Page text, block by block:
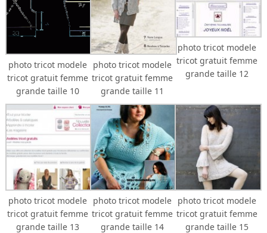
photo tricot modele
tricot gratuit femme
grande taille 10
photo tricot modele
tricot gratuit femme
grande taille 11
photo tricot modele
tricot gratuit femme
grande taille 12
photo tricot modele
tricot gratuit femme
grande taille 13
photo tricot modele
tricot gratuit femme
grande taille 14
photo tricot modele
tricot gratuit femme
grande taille 15